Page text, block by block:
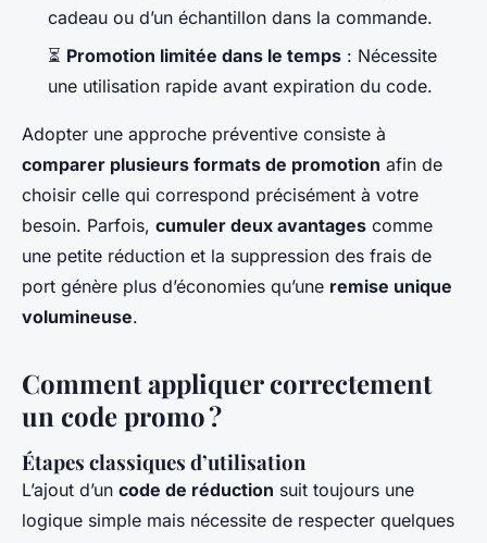
cadeau ou d’un échantillon dans la commande.
⏳ Promotion limitée dans le temps : Nécessite
une utilisation rapide avant expiration du code.
Adopter une approche préventive consiste à
comparer plusieurs formats de promotion afin de
choisir celle qui correspond précisément à votre
besoin. Parfois, cumuler deux avantages comme
une petite réduction et la suppression des frais de
port génère plus d’économies qu’une remise unique
volumineuse.
Comment appliquer correctement
un code promo ?
Étapes classiques d’utilisation
L’ajout d’un code de réduction suit toujours une
logique simple mais nécessite de respecter quelques